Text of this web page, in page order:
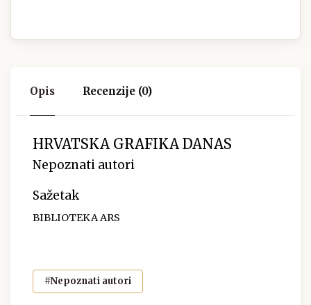
Opis Recenzije (0)
HRVATSKA GRAFIKA DANAS
Nepoznati autori
Sažetak
BIBLIOTEKA ARS
#Nepoznati autori